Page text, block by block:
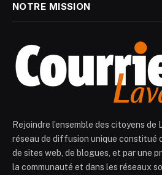
NOTRE MISSION
Rejoindre l’ensemble des citoyens de
réseau de diffusion unique constitué
de sites web, de blogues, et par une
la communauté et dans les réseaux